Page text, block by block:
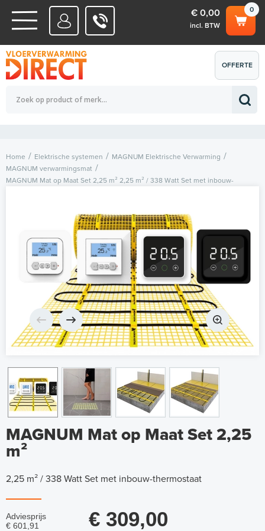
WATERSYSTEMEN
ELEKTRISCHE SYSTEMEN
0
€ 0,00
incl. BTW
Totaalbedrag (incl. BTW) € 0,00
OFFERTE
AANVRAGEN
Home Elektrische systemen
MAGNUM Elektrische Verwarming
MAGNUM verwarmingsmat
MAGNUM Mat op Maat Set 2,25 m² 2,25 m² / 338 Watt Set met inbouw-
MAGNUM Mat op Maat Set 2,25
m²
2,25 m² / 338 Watt Set met inbouw-thermostaat
Adviesprijs
€ 601,91
€ 309,00